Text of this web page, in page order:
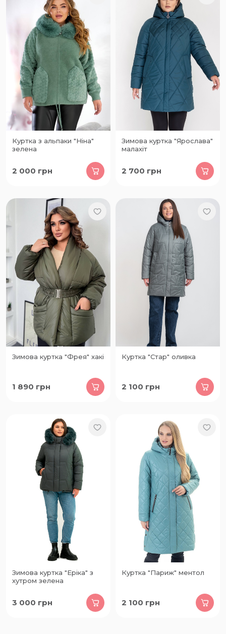
Куртка з альпаки "Ніна"
зелена
2 000 грн
Зимова куртка "Ярослава"
малахіт
2 700 грн
Зимова куртка "Фрея" хакі
1 890 грн
Куртка "Стар" оливка
2 100 грн
Зимова куртка "Еріка" з
хутром зелена
3 000 грн
Куртка "Париж" ментол
2 100 грн